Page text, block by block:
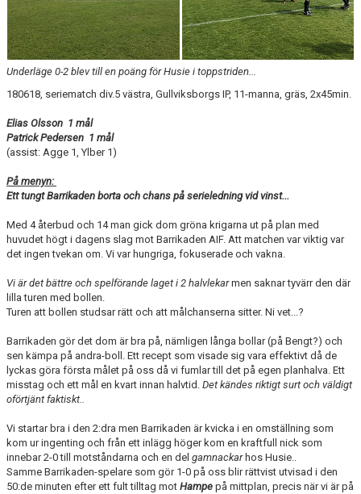
Underläge 0-2 blev till en poäng för Husie i toppstriden...
180618, seriematch div.5 västra, Gullviksborgs IP, 11-manna, gräs, 2x45min.
Elias Olsson 1 mål
Patrick Pedersen 1 mål
(assist: Agge 1, Ylber 1)
På menyn:
Ett tungt Barrikaden borta och chans på serieledning vid vinst...
Med 4 återbud och 14 man gick dom gröna krigarna ut på plan med
huvudet högt i dagens slag mot Barrikaden AIF. Att matchen var viktig var
det ingen tvekan om. Vi var hungriga, fokuserade och vakna.
Vi är det bättre och spelförande laget i 2 halvlekarmen saknar tyvärr den där
lilla turen med bollen.
Turen att bollen studsar rätt och att målchanserna sitter. Ni vet...?
Barrikaden gör det dom är bra på, nämligen långa bollar (på Bengt?) och
sen kämpa på andra-boll. Ett recept som visade sig vara effektivt då de
lyckas göra första målet på oss då vi fumlar till det på egen planhalva. Ett
misstag och ett mål en kvart innan halvtid. Det kändes riktigt surt och väldigt
oförtjänt faktiskt..
Vi startar bra i den 2:dra men Barrikaden är kvicka i en omställning som
kom ur ingenting och från ett inlägg höger kom en kraftfull nick som
innebar 2-0 till motståndarna och en del gamnackarhos Husie..
Samme Barrikaden-spelare som gör 1-0 på oss blir rättvist utvisad i den
50:de minuten efter ett fult tilltag mot Hampe på mittplan, precis när vi är på